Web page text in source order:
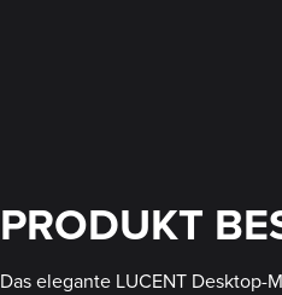
PRODUKT
Das elegante LUCENT